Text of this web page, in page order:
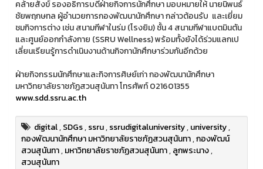
คล้ายสังข์ รองอธิการบดีฝ่ายกิจการนักศึกษา มอบหมายให้ นายนิพนธ์
ชัยพฤกษทล ผู้อำนวยการกองพัฒนานักศึกษา กล่าวต้อนรับ และเยี่ยม
ชมกิจการต่าง เช่น สนามกีฬาในร่ม (โรงยิม) ชั้น 4 สนามกีฬาแบตมินตัน
และศูนย์ออกกำลังกาย (SSRU Wellness) พร้อมทั้งยังได้ร่วมแลกเป
เลี่ยนเรียนรู้การดำเนินงานด้านกิจกานักศึกษาร่วมกันอีกด้วย
ฝ่ายกิจกรรมนักศึกษาและกิจการศิษย์เก่า กองพัฒนานักศึกษา
มหาวิทยาลัยราชภัฏสวนสุนันทา โทรศัพท์ 021601355
www.sdd.ssru.ac.th
digital,SDGs,ssru,ssrudigitaluniversity,university,
กองพัฒนานักศึกษา มหาวิทยาลัยราชภัฏสวนสุนันทา,กองพัฒน์
สวนสุนันทา,มหาวิทยาลัยราชภัฏสวนสุนันทา,ลูกพระนาง,
สวนสุนันทา